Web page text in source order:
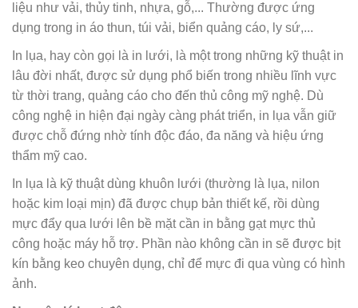
liệu như vải, thủy tinh, nhựa, gỗ,... Thường được ứng
dụng trong in áo thun, túi vải, biển quảng cáo, ly sứ,...
In lụa, hay còn gọi là in lưới, là một trong những kỹ thuật in
lâu đời nhất, được sử dụng phổ biến trong nhiều lĩnh vực
từ thời trang, quảng cáo cho đến thủ công mỹ nghệ. Dù
công nghệ in hiện đại ngày càng phát triển, in lụa vẫn giữ
được chỗ đứng nhờ tính độc đáo, đa năng và hiệu ứng
thẩm mỹ cao.
In lụa là kỹ thuật dùng khuôn lưới (thường là lụa, nilon
hoặc kim loại mịn) đã được chụp bản thiết kế, rồi dùng
mực đẩy qua lưới lên bề mặt cần in bằng gạt mực thủ
công hoặc máy hỗ trợ. Phần nào không cần in sẽ được bịt
kín bằng keo chuyên dụng, chỉ để mực đi qua vùng có hình
ảnh.